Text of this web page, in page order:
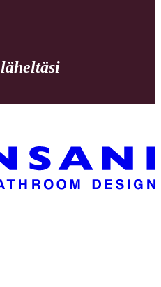
läheltäsi